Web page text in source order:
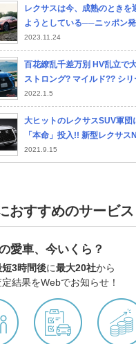
レクサスは今、成熟のときを
ようとしている──ニッポン
グジュアリーブランドの新し
り組みとは？
2023.11.24
百花繚乱千差万別 HV乱立で
ストロング? マイルド?? シリ
ズ??? 各HVの利点と難点
2022.1.5
大ヒットのレクサスSUV軍団
「本命」投入!! 新型レクサス
場で「買い」はどれ？
2021.9.15
おすすめのサービス
愛車、今いくら？
短3時間後に最大20社から
結果をWebでお知らせ！